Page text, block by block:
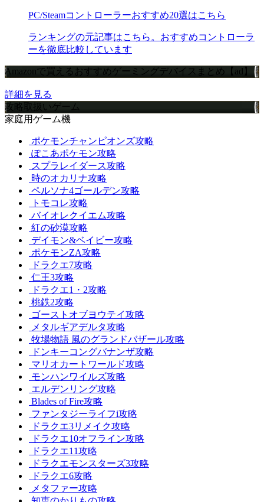
PC/Steamコントローラーおすすめ20選はこちら
ランキングの元記事はこちら。おすすめコントローラ
ーを徹底比較しています
Amazonで買えるおすすめゲーミングデバイスまとめ【ad】
詳細を見る
攻略取扱いゲーム
家庭用ゲーム機
ポケモンチャンピオンズ攻略
ぽこあポケモン攻略
スプラレイダース攻略
時のオカリナ攻略
ペルソナ4ゴールデン攻略
トモコレ攻略
バイオレクイエム攻略
紅の砂漠攻略
デイモン&ベイビー攻略
ポケモンZA攻略
ドラクエ7攻略
仁王3攻略
ドラクエ1・2攻略
桃鉄2攻略
ゴーストオブヨウテイ攻略
メタルギアデルタ攻略
牧場物語 風のグランドバザール攻略
ドンキーコングバナンザ攻略
マリオカートワールド攻略
モンハンワイルズ攻略
エルデンリング攻略
Blades of Fire攻略
ファンタジーライフi攻略
ドラクエ3リメイク攻略
ドラクエ10オフライン攻略
ドラクエ11攻略
ドラクエモンスターズ3攻略
ドラクエ6攻略
メタファー攻略